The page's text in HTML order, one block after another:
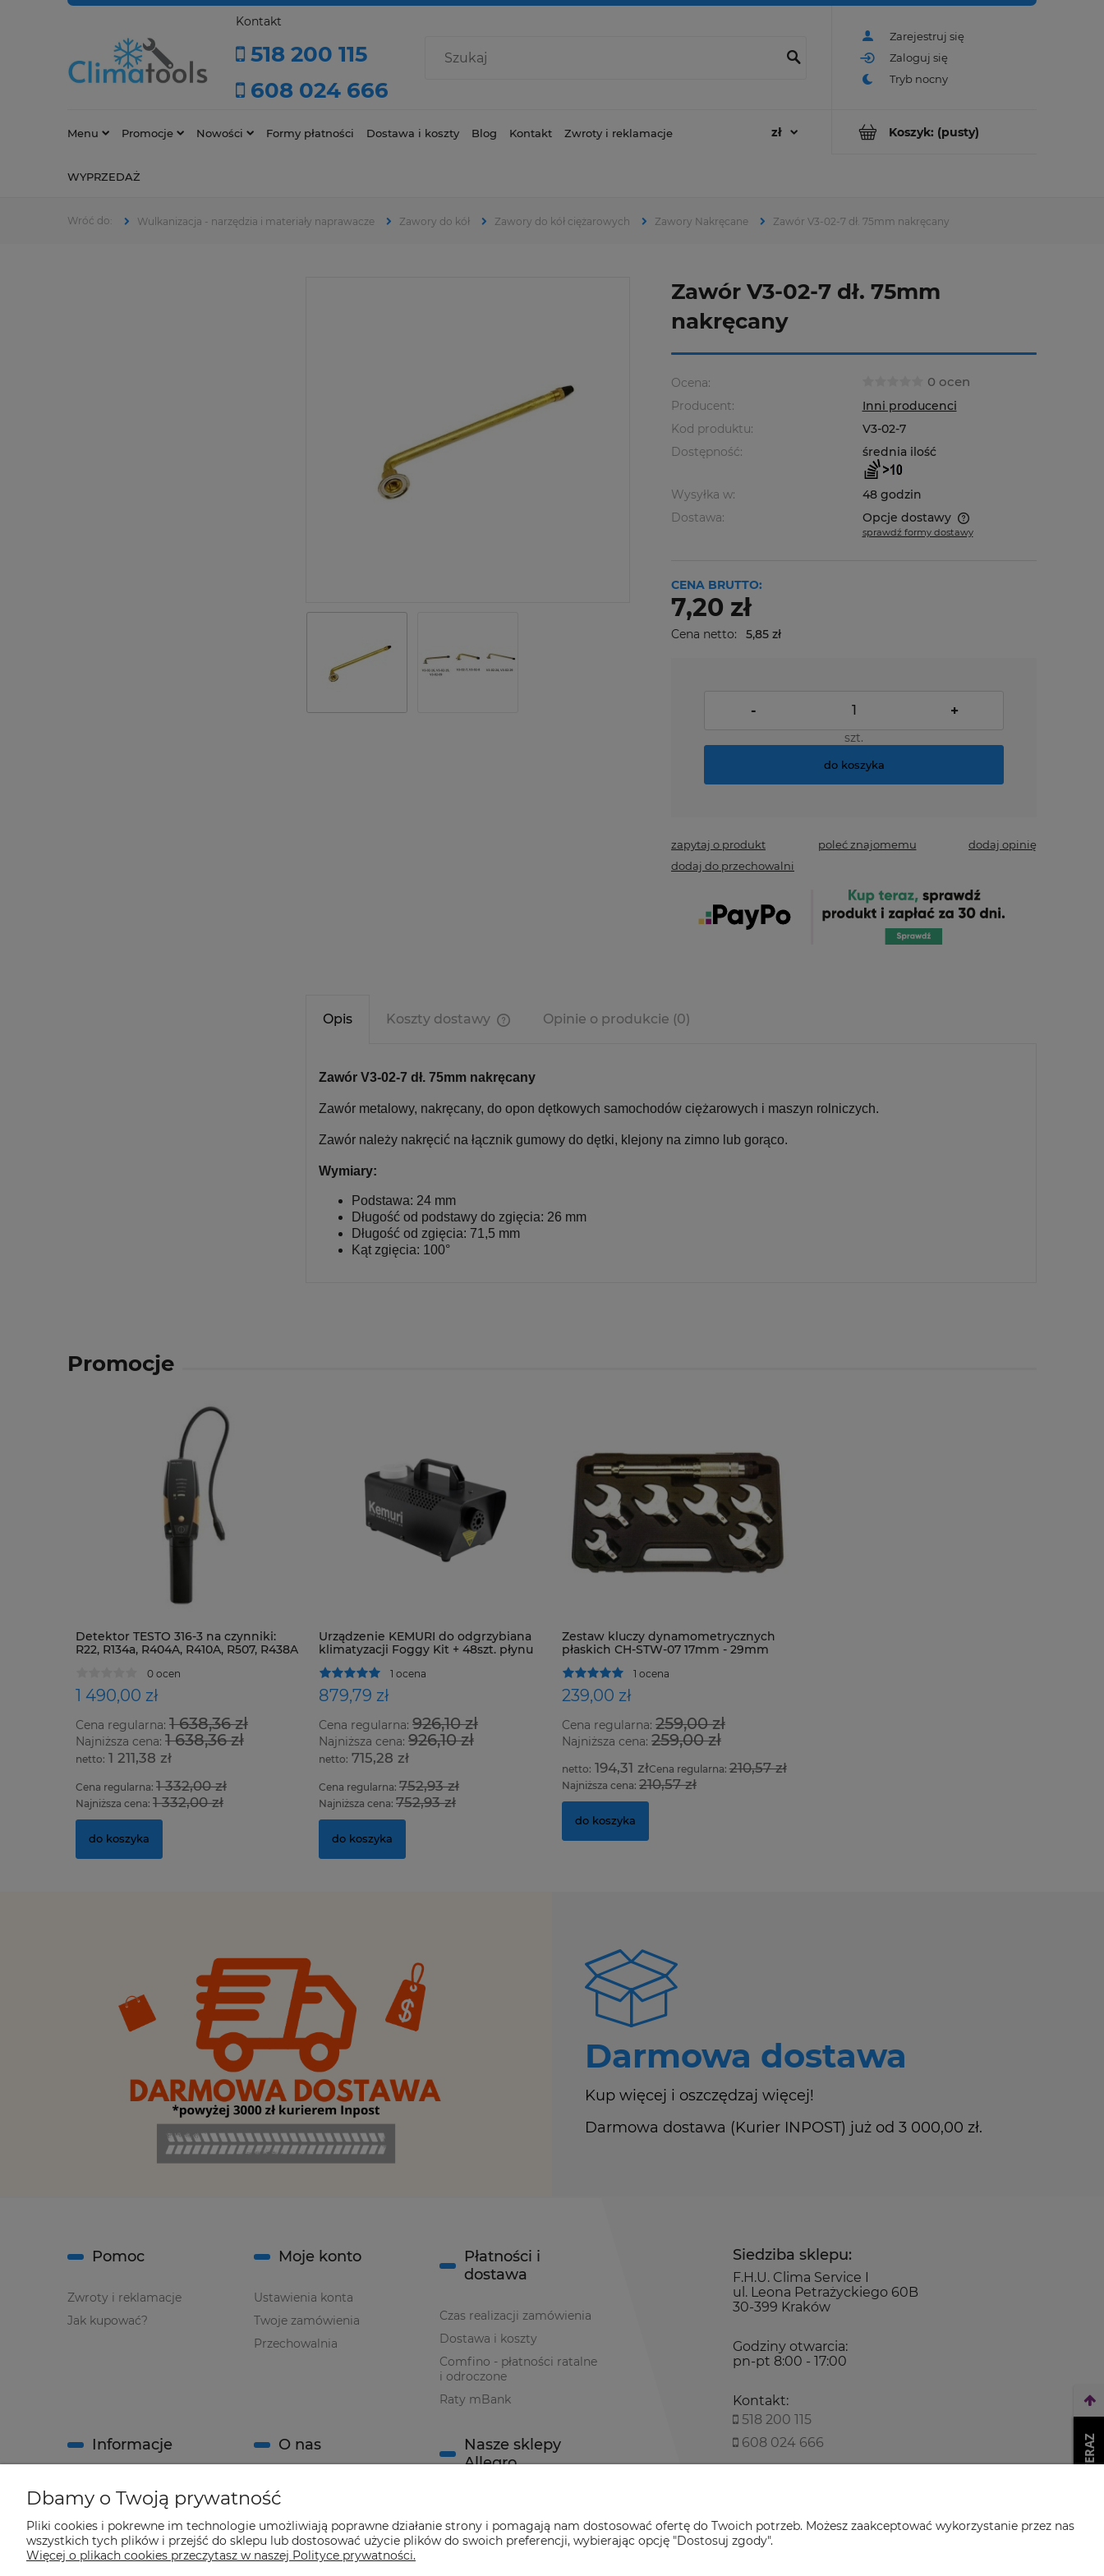
Zarejestruj się
Zaloguj się
Kontakt
518 200 115
608 024 666
Koszyk: (pusty)
Menu Promocje Nowości Formy płatności Dostawa i koszty Blog Kontakt Zwroty i reklamacje
WYPRZEDAŻ
Wulkanizacja - narzędzia i materiały naprawacze Zawory do kół Zawory do kół ciężarowych Zawory Nakręcane Zawór V3-02-7 dł. 75mm nakręcany
Zawór V3-02-7 dł. 75mm
nakręcany
Ocena: 0 ocen
Producent:
Inni producenci
Kod produktu:
V3-02-7
Dostępność:
średnia ilość
Wysyłka w:
48 godzin
Dostawa:
Opcje dostawy
sprawdź formy dostawy
CENA BRUTTO:
7,20 zł
Cena netto: 5,85 zł
- +
szt.
do koszyka
zapytaj o produkt poleć znajomemu
dodaj opinię
dodaj do przechowalni
Opis Koszty dostawy Opinie o produkcie (0)
Zawór V3-02-7 dł. 75mm nakręcany
Zawór metalowy, nakręcany, do opon dętkowych samochodów ciężarowych i maszyn rolniczych.
Zawór należy nakręcić na łącznik gumowy do dętki, klejony na zimno lub gorąco.
Wymiary:
Podstawa: 24 mm
Długość od podstawy do zgięcia: 26 mm
Długość od zgięcia: 71,5 mm
Kąt zgięcia: 100°
Promocje
Detektor TESTO 316-3 na czynniki:
R22, R134a, R404A, R410A, R507, R438A
0 ocen
1 490,00 zł
Cena regularna: 1 638,36 zł
Najniższa cena: 1 638,36 zł
1 211,38 zł
Cena regularna: 1 332,00 zł
Najniższa cena: 1 332,00 zł
do koszyka
Urządzenie KEMURI do odgrzybiana
klimatyzacji Foggy Kit + 48szt. płynu
1 ocena
879,79 zł
Cena regularna: 926,10 zł
Najniższa cena: 926,10 zł
715,28 zł
Cena regularna: 752,93 zł
Najniższa cena: 752,93 zł
do koszyka
Zestaw kluczy dynamometrycznych
płaskich CH-STW-07 17mm - 29mm
1 ocena
239,00 zł
Cena regularna: 259,00 zł
Najniższa cena: 259,00 zł
194,31 złCena regularna:210,57 zł
Najniższa cena: 210,57 zł
do koszyka
Darmowa dostawa
Kup więcej i oszczędzaj więcej!
Darmowa dostawa (Kurier INPOST) już od 3 000,00 zł.
Siedziba sklepu:
F.H.U. Clima Service I
ul. Leona Petrażyckiego 60B
30-399 Kraków
Godziny otwarcia:
pn-pt 8:00 - 17:00
Kontakt:
518 200 115
608 024 666
Pomoc
Zwroty i reklamacje
Jak kupować?
Moje konto
Ustawienia konta
Twoje zamówienia
Przechowalnia
Płatności i
dostawa
Czas realizacji zamówienia
Dostawa i koszty
Comfino - płatności ratalne
i odroczone
Raty mBank
Informacje
Polityka prywatności
System Rabatowy sklepu
"Climatools"
O nas
O firmie
Nasze sklepy
Allegro
Sklep Allegro nr 2
WEŹ LEASING TERAZ
Dbamy o Twoją prywatność
Pliki cookies i pokrewne im technologie umożliwiają poprawne działanie strony i pomagają nam dostosować ofertę do Twoich potrzeb. Możesz zaakceptować wykorzystanie przez nas
wszystkich tych plików i przejść do sklepu lub dostosować użycie plików do swoich preferencji, wybierając opcję "Dostosuj zgody".
Więcej o plikach cookies przeczytasz w naszej Polityce prywatności.